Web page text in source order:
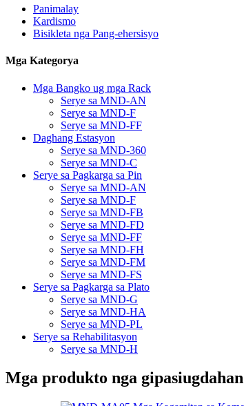
Panimalay
Kardismo
Bisikleta nga Pang-ehersisyo
Mga Kategorya
Mga Bangko ug mga Rack
Serye sa MND-AN
Serye sa MND-F
Serye sa MND-FF
Daghang Estasyon
Serye sa MND-360
Serye sa MND-C
Serye sa Pagkarga sa Pin
Serye sa MND-AN
Serye sa MND-F
Serye sa MND-FB
Serye sa MND-FD
Serye sa MND-FF
Serye sa MND-FH
Serye sa MND-FM
Serye sa MND-FS
Serye sa Pagkarga sa Plato
Serye sa MND-G
Serye sa MND-HA
Serye sa MND-PL
Serye sa Rehabilitasyon
Serye sa MND-H
Mga produkto nga gipasiugdahan